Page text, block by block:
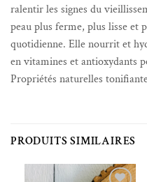
ralentir les signes du
peau plus ferme, plus lisse et
quotidienne. Elle nourrit et
en vitamines et antioxydants
Propriétés naturelles
PRODUITS SIMILAIRES